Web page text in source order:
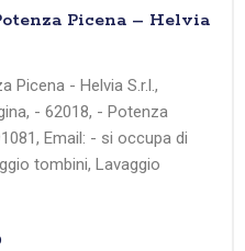
Picena – Helvia
Picena - Helvia S.r.l.,
- 62018, - Potenza
Email: - si occupa di
tombini, Lavaggio